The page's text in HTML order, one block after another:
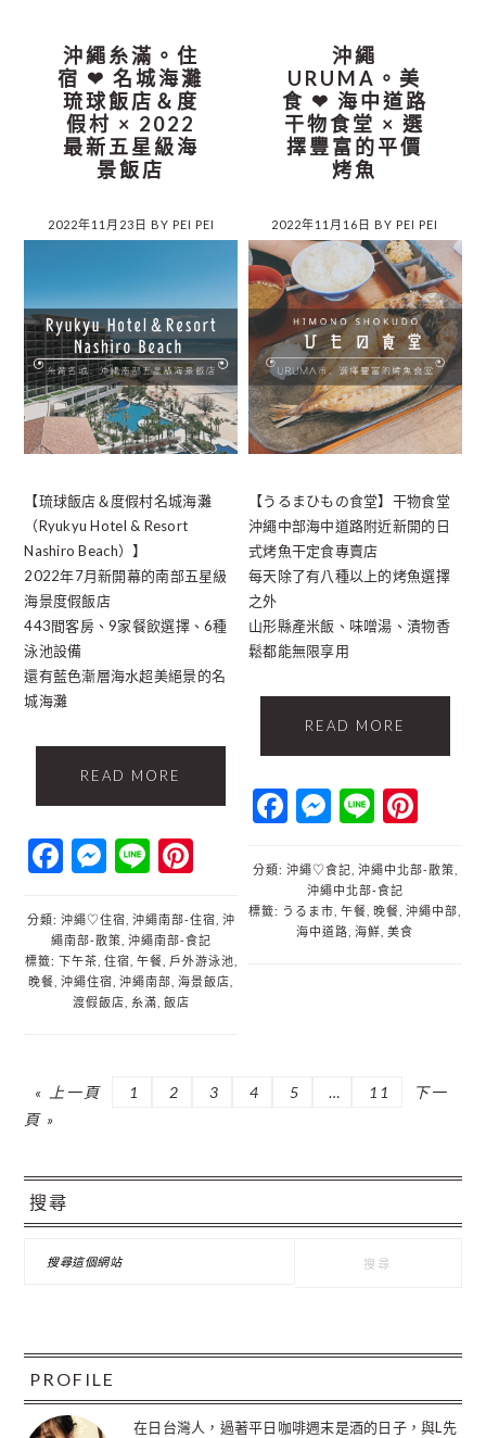
沖繩糸滿。住
宿 ❤︎ 名城海灘
琉球飯店＆度
假村 × 2022
最新五星級海
景飯店
2022年11月23日 BY PEI PEI
【琉球飯店＆度假村名城海灘
（Ryukyu Hotel & Resort
Nashiro Beach）】
2022年7月新開幕的南部五星級
海景度假飯店
443間客房、9家餐飲選擇、6種
泳池設備
還有藍色漸層海水超美絕景的名
城海灘
READ MORE
Facebook
Messenger
Line Pinterest
分類: 沖繩♡住宿 沖繩南部‐住宿 沖
繩南部‐散策 沖繩南部‐食記
標籤: 下午茶 住宿 午餐 戶外游泳池
晚餐 ,沖繩住宿 ,沖繩南部 ,海景飯店
渡假飯店
糸滿 飯店
沖繩
URUMA。美
食 ❤︎ 海中道路
干物食堂 × 選
擇豐富的平價
烤魚
2022年11月16日 BY PEI PEI
【うるまひもの食堂】干物食堂
沖繩中部海中道路附近新開的日
式烤魚干定食專賣店
每天除了有八種以上的烤魚選擇
之外
山形縣產米飯、味噌湯、漬物香
鬆都能無限享用
READ MORE
Facebook
Messenger
Line
分類: 沖繩♡食記 沖繩中北部‐散策
沖繩中北部‐食記
標籤: うるま市 ,午餐 ,晚餐 ,沖繩中部
海中道路 ,海鮮 ,美食
«
前
往
上一頁
頁
1
頁
2
頁
3
頁
4
頁
5
的
渡
…
頁
11
前
下一
頁 »
主
要
搜尋
站
PROFILE
在日台灣人，過著平日咖啡週末是酒的日子，與L先